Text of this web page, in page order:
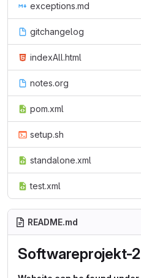
exceptions.md
gitchangelog
indexAll.html
notes.org
pom.xml
setup.sh
standalone.xml
test.xml
README.md
Softwareprojekt-2